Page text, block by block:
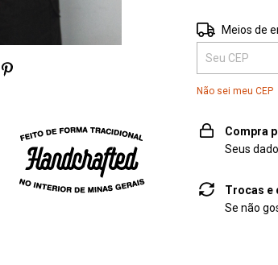
Entregas para o
Meios de
Não sei meu CEP
Compra
Seus
Trocas e
Se não